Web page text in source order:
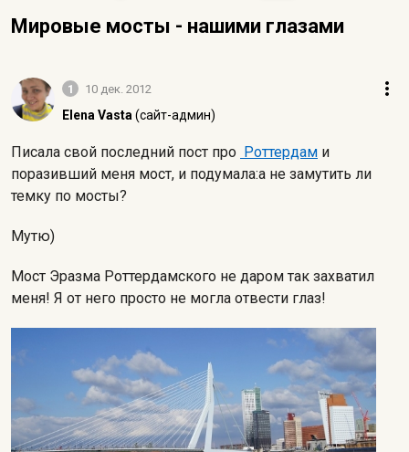
Мировые мосты - нашими глазами
1 10 дек. 2012
Elena Vasta (сайт-админ)
Писала свой последний пост про Роттердам и
поразивший меня мост, и подумала:а не замутить ли
темку по мосты?
Мутю)
Мост Эразма Роттердамского не даром так захватил
меня! Я от него просто не могла отвести глаз!